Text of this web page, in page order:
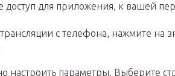
доступ для приложения, к вашей
трансляции с телефона, нажмите
настроить параметры. Выберите